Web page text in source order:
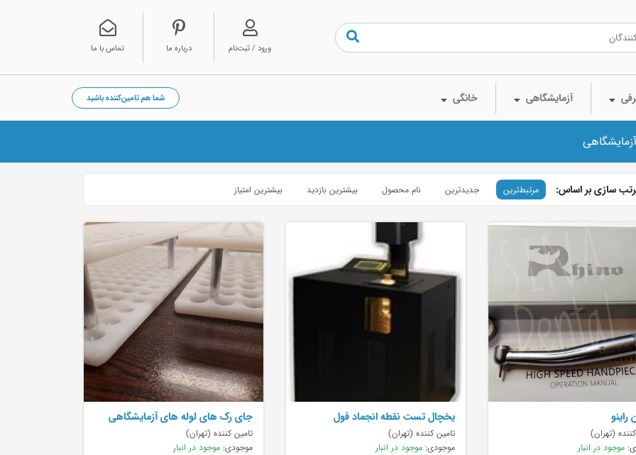
تماس با ما درباره ما ورود / ثبت‌نام
آزمایشگاهی خانگی شما هم تامین‌کننده باشید
سازی بر اساس: مرتبط‌ترین جدیدترین نام محصول بیشترین بازدید بیشترین امتیاز
راینو
(تهران)
موجود در انبار
يخچال تست نقطه انجماد فول
اتوماتيک Ful
تامین کننده (تهران)
موجودی: موجود در انبار
جای رک های لوله های آزمایشگاهی
تامین کننده (تهران)
موجودی: موجود در انبار